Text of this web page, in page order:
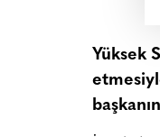
Yüksek